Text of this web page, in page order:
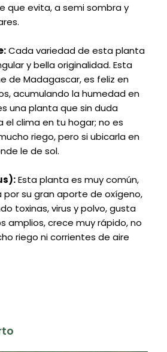
que evita, a semi sombra y
Cada variedad de esta planta
y bella originalidad. Esta
de Madagascar, es feliz en
acumulando la humedad en
una planta que sin duda
el clima en tu hogar; no es
riego, pero si ubicarla en
le de sol.
Esta planta es muy común,
por su gran aporte de oxígeno,
toxinas, virus y polvo, gusta
amplios, crece muy rápido, no
riego ni corrientes de aire